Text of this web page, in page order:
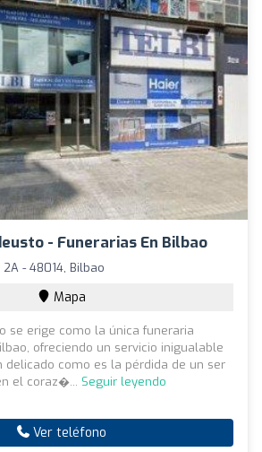
- Funerarias En Bilbao
- 48014, Bilbao
Mapa
se erige como la única funeraria
ofreciendo un servicio inigualable
delicado como es la pérdida de un ser
el coraz�... Seguir leyendo
Ver teléfono